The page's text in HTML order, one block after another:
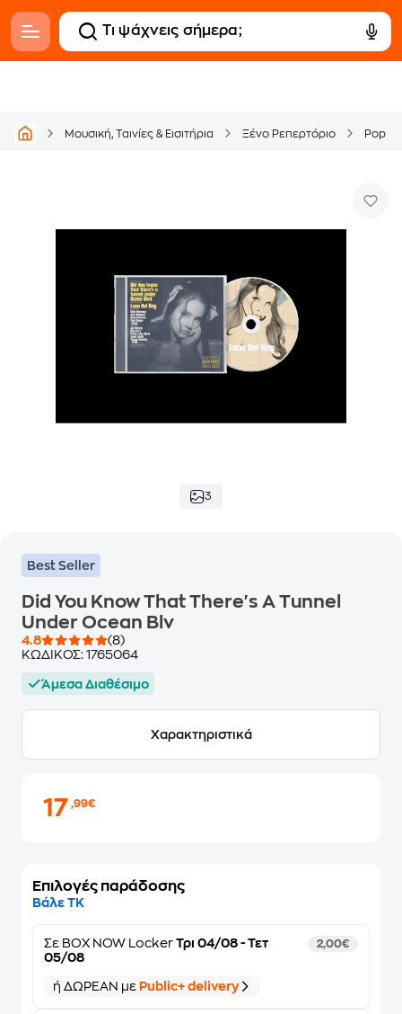
Μουσική, Ταινίες & Εισιτήρια Ξένο Ρεπερτόριο Pop
3
Best Seller
Did You Know That There's A Tunnel
Under Ocean Blv
4.8
(8)
ΚΩΔΙΚΟΣ: 1765064
Άμεσα Διαθέσιμο
Χαρακτηριστικά
17,99€
Επιλογές παράδοσης
Βάλε ΤΚ
Σε BOX NOW Locker Τρι 04/08 - Τετ
05/08
2,00€
ή ΔΩΡΕΑΝ με Public+ delivery